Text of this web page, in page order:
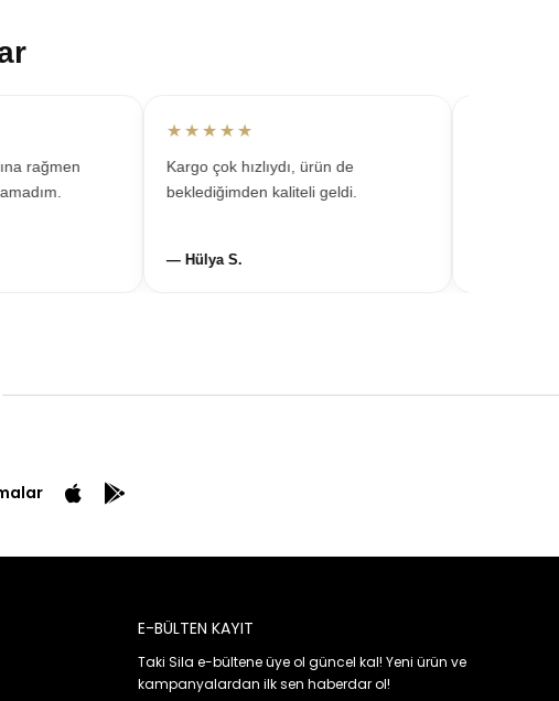
rağmen
★★★★★
Kargo çok hızlıydı, ürün de
beklediğimden kaliteli geldi.
— Hülya S.
E-BÜLTEN KAYIT
Taki Sila e-bültene üye ol güncel kal! Yeni ürün ve
kampanyalardan ilk sen haberdar ol!